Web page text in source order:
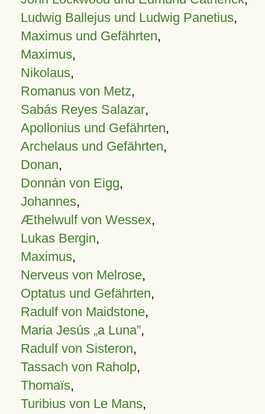
Ludwig Ballejus und Ludwig Panetius,
Maximus und Gefährten,
Maximus,
Nikolaus,
Romanus von Metz,
Sabás Reyes Salazar,
Apollonius und Gefährten,
Archelaus und Gefährten,
Donan,
Donnán von Eigg,
Johannes,
Æthelwulf von Wessex,
Lukas Bergin,
Maximus,
Nerveus von Melrose,
Optatus und Gefährten,
Radulf von Maidstone,
Maria Jesús „a Luna”,
Radulf von Sisteron,
Tassach von Raholp,
Thomaïs,
Turibius von Le Mans,